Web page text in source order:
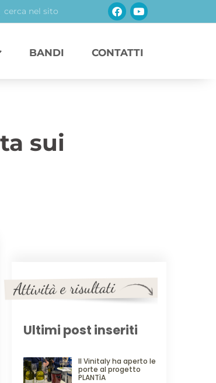
Cerca Facebook
Youtube
BANDI CONTATTI
sui
Ultimi post inseriti
Il Vinitaly ha aperto le
porte al progetto
PLANTìA